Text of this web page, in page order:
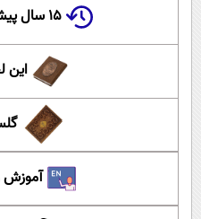
۱۵ سال پیش در چنین روزی
این
آموزش